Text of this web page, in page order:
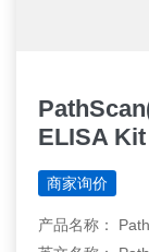
ELISA Kit
商家询价
产品名称：